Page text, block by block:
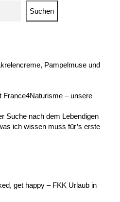
Suchen
Pampelmuse und
France4Naturisme – unsere
Suche nach dem Lebendigen
ich wissen muss für’s erste
get happy – FKK Urlaub in